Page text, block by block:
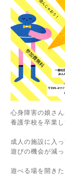
心身障害の娘さ
養護学校を卒業し
成人の施設に入
遊びの機会が減
遊べる場を開きた